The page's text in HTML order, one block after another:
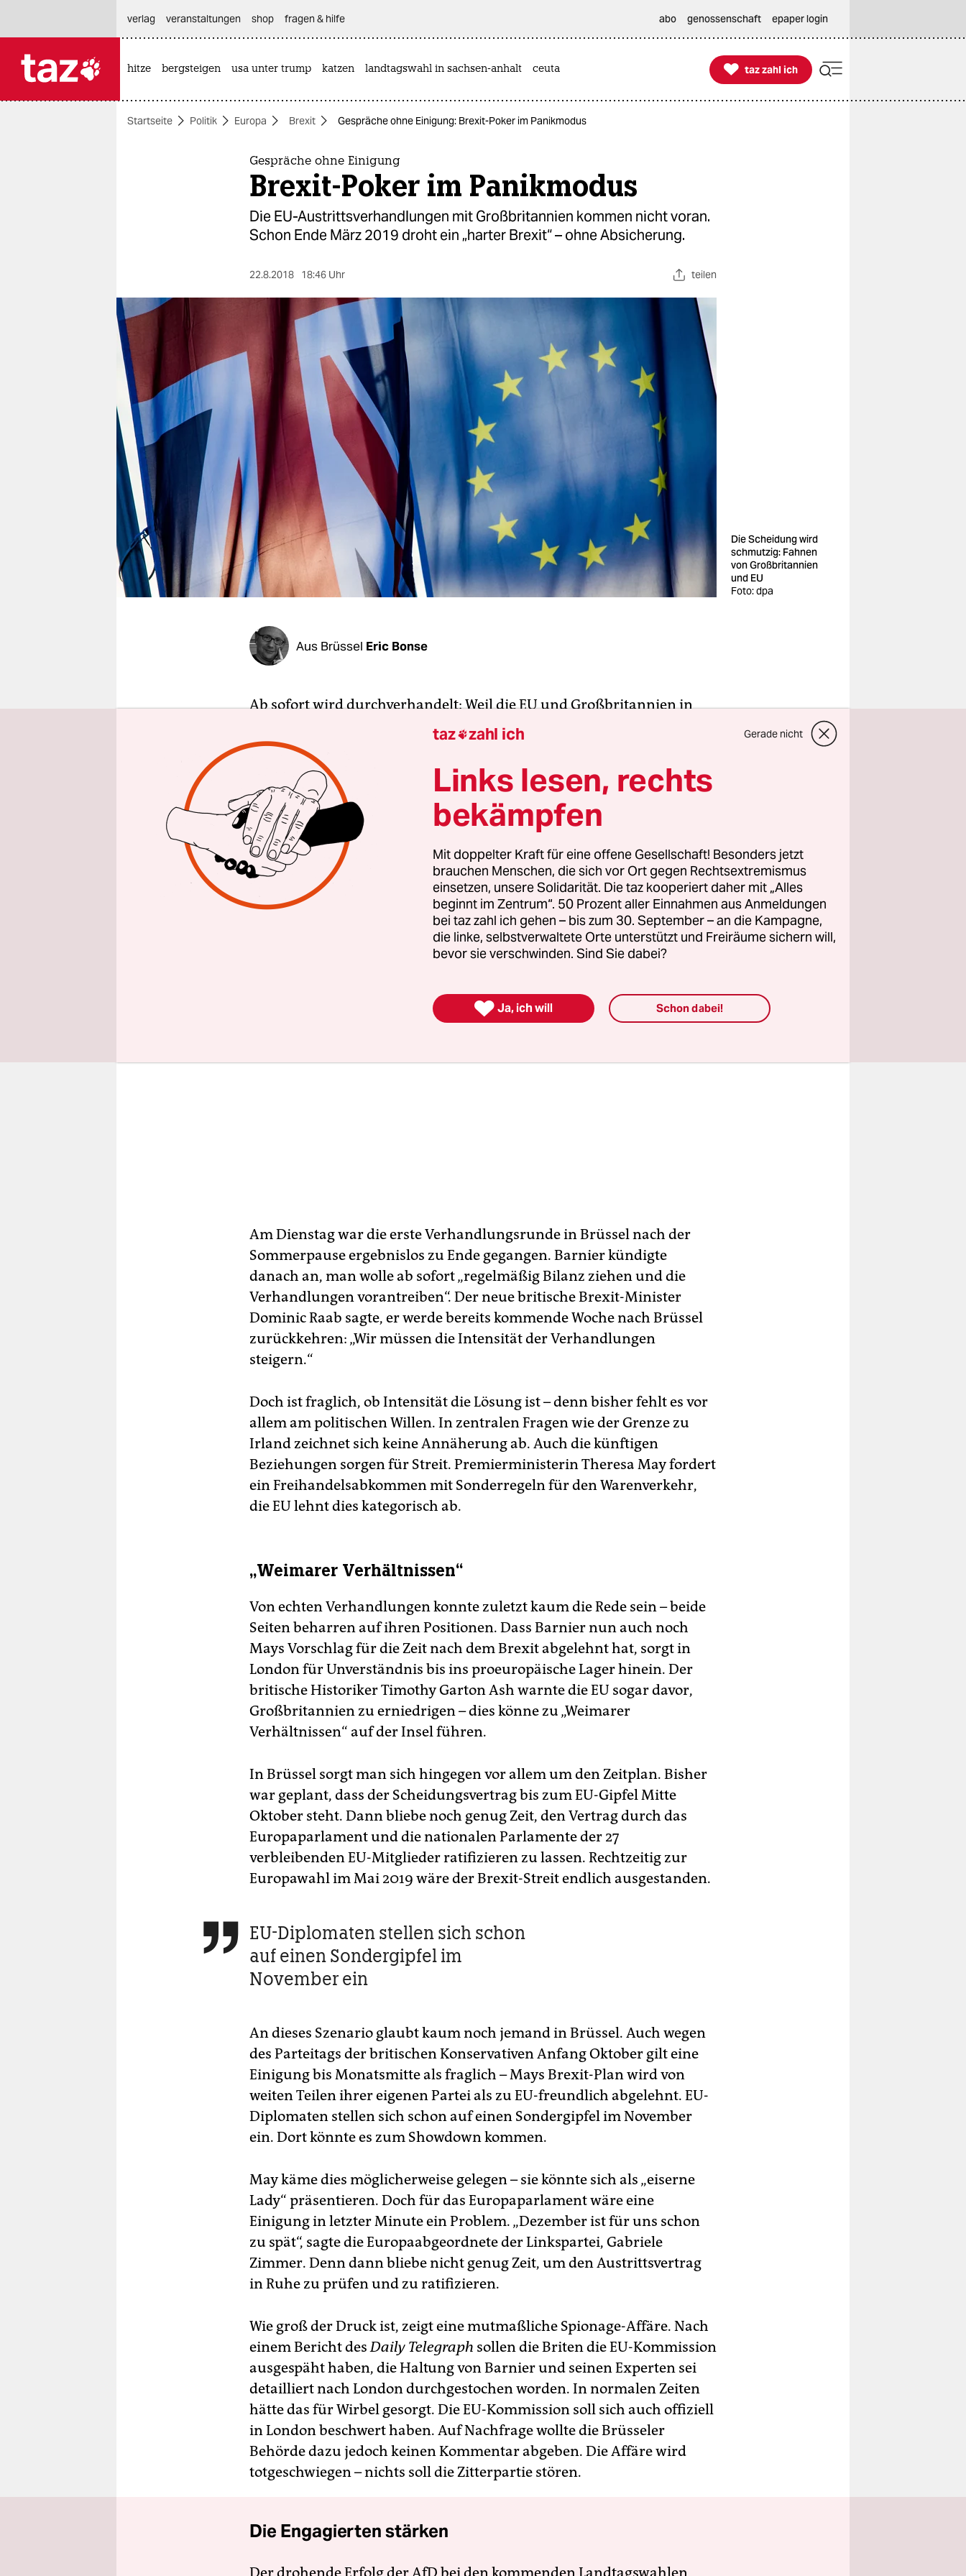
themen
berlin
nord
wahrheit
verlag
verlag
veranstaltungen
shop
fragen & hilfe
unterstützen
abo
verlag
veranstaltungen shop fragen & hilfe abo genossenschaft epaper login
hitze bergsteigen usa unter trump katzen landtagswahl in sachsen-anhalt ceuta 
taz zahl ich
taz zahl ich
Startseite Politik Europa Brexit Gespräche ohne Einigung: Brexit-Poker im Panikmodus
Gespräche ohne Einigung
Brexit-Poker im Panikmodus
Die EU-Austrittsverhandlungen mit Großbritannien kommen nicht voran.
Schon Ende März 2019 droht ein „harter Brexit“ – ohne Absicherung.
22.8.2018 18:46 Uhr teilen
Die Scheidung wird
schmutzig: Fahnen
von Großbritannien
und EU
Foto: dpa
Aus Brüssel Eric Bonse
Ab sofort wird durchverhandelt: Weil die EU und Großbritannien in
den Vorbereitungen zum Brexit nicht von der Stelle kommen, drücken
sie nun aufs Tempo. Die Gespräche über den Austrittsvertrag sollen
trotz Sommer intensiviert werden, erklärte EU-Verhandlungsführer
Michel Barnier in Brüssel.
Die Hektik hat einen ernsten Hintergrund. Denn wenn sich Brüssel
und London nicht rechtzeitig einig werden, dann droht am 29. März
2019 ein „harter Brexit“ – ohne vertragliche Absicherung. Vor der
Sommerpause hatte die EU-Kommission die Mitgliedstaaten und
Unternehmen bereits aufgefordert, sich auf diesen „Worst Case“
vorzubereiten. Nun schaltet sie selbst in den Panikmodus.
Am Dienstag war die erste Verhandlungsrunde in Brüssel nach der
Sommerpause ergebnislos zu Ende gegangen. Barnier kündigte
danach an, man wolle ab sofort „regelmäßig Bilanz ziehen und die
Verhandlungen vorantreiben“. Der neue britische Brexit-Minister
Dominic Raab sagte, er werde bereits kommende Woche nach Brüssel
zurückkehren: „Wir müssen die Intensität der Verhandlungen
steigern.“
Doch ist fraglich, ob Intensität die Lösung ist – denn bisher fehlt es vor
allem am politischen Willen. In zentralen Fragen wie der Grenze zu
Irland zeichnet sich keine Annäherung ab. Auch die künftigen
Beziehungen sorgen für Streit. Premierministerin Theresa May fordert
ein Freihandelsabkommen mit Sonderregeln für den Warenverkehr,
die EU lehnt dies kategorisch ab.
„Weimarer Verhältnissen“
Von echten Verhandlungen konnte zuletzt kaum die Rede sein – beide
Seiten beharren auf ihren Positionen. Dass Barnier nun auch noch
Mays Vorschlag für die Zeit nach dem Brexit abgelehnt hat, sorgt in
London für Unverständnis bis ins proeuropäische Lager hinein. Der
britische Historiker Timothy Garton Ash warnte die EU sogar davor,
Großbritannien zu erniedrigen – dies könne zu „Weimarer
Verhältnissen“ auf der Insel führen.
In Brüssel sorgt man sich hingegen vor allem um den Zeitplan. Bisher
war geplant, dass der Scheidungsvertrag bis zum EU-Gipfel Mitte
Oktober steht. Dann bliebe noch genug Zeit, den Vertrag durch das
Europaparlament und die nationalen Parlamente der 27
verbleibenden EU-Mitglieder ratifizieren zu lassen. Rechtzeitig zur
Europawahl im Mai 2019 wäre der Brexit-Streit endlich ausgestanden.
 EU-Diplomaten stellen sich schon
auf einen Sondergipfel im
November ein
An dieses Szenario glaubt kaum noch jemand in Brüssel. Auch wegen
des Parteitags der britischen Konservativen Anfang Oktober gilt eine
Einigung bis Monatsmitte als fraglich – Mays Brexit-Plan wird von
weiten Teilen ihrer eigenen Partei als zu EU-freundlich abgelehnt. EU-
Diplomaten stellen sich schon auf einen Sondergipfel im November
ein. Dort könnte es zum Showdown kommen.
May käme dies möglicherweise gelegen – sie könnte sich als „eiserne
Lady“ präsentieren. Doch für das Europaparlament wäre eine
Einigung in letzter Minute ein Problem. „Dezember ist für uns schon
zu spät“, sagte die Europaabgeordnete der Linkspartei, Gabriele
Zimmer. Denn dann bliebe nicht genug Zeit, um den Austrittsvertrag
in Ruhe zu prüfen und zu ratifizieren.
Wie groß der Druck ist, zeigt eine mutmaßliche Spionage-Affäre. Nach
einem Bericht desDaily Telegraph sollen die Briten die EU-Kommission
ausgespäht haben, die Haltung von Barnier und seinen Experten sei
detailliert nach London durchgestochen worden. In normalen Zeiten
hätte das für Wirbel gesorgt. Die EU-Kommission soll sich auch offiziell
in London beschwert haben. Auf Nachfrage wollte die Brüsseler
Behörde dazu jedoch keinen Kommentar abgeben. Die Affäre wird
totgeschwiegen – nichts soll die Zitterpartie stören.
Die Engagierten stärken
Der drohende Erfolg der AfD bei den kommenden Landtagswahlen
taz zahl ich Gerade nicht
Links lesen, rechts
bekämpfen
Mit doppelter Kraft für eine offene Gesellschaft! Besonders jetzt
brauchen Menschen, die sich vor Ort gegen Rechtsextremismus
einsetzen, unsere Solidarität. Die taz kooperiert daher mit „Alles
beginnt im Zentrum“. 50 Prozent aller Einnahmen aus Anmeldungen
bei taz zahl ich gehen – bis zum 30. September – an die Kampagne,
die linke, selbstverwaltete Orte unterstützt und Freiräume sichern will,
bevor sie verschwinden. Sind Sie dabei?
 Ja, ich will Schon dabei!